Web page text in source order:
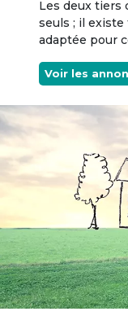
Les deux tiers
seuls ; il
adaptée pour
Voir les